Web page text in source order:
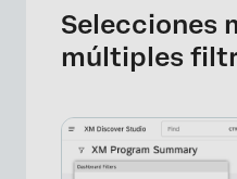
Selecciones
múltiples